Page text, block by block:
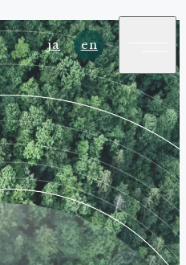
HUB
ja en